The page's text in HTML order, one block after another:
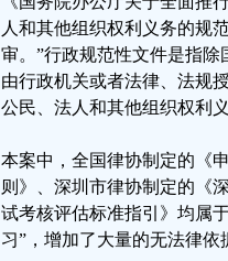
人和其他组织权利义务的规
审。”行政规范性文件是指
由行政机关或者法律、法规
公民、法人和其他组织权利
本案中，全国律协制定的《
则》、深圳市律协制定的《
试考核评估标准指引》均属
习”，增加了大量的无法律依